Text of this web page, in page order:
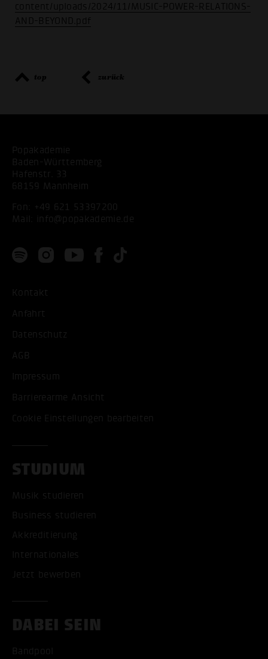
content/uploads/2024/11/MUSIC-POWER-RELATIONS-
AND-BEYOND.pdf
top zurück
Popakademie
Baden-Württemberg
Hafenstr. 33
68159 Mannheim
Fon:
+49 621 53397200
Mail:
info@popakademie.de
Kontakt
Anfahrt
Datenschutz
AGB
Impressum
Barrierearme Ansicht
Cookie Einstellungen bearbeiten
STUDIUM
Musik studieren
Business studieren
Akkreditierung
Internationales
Jetzt bewerben
DABEI SEIN
Bandpool